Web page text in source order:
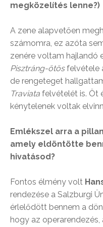
megközelítés lenne?)
A zene alapvetően
számomra, ez azóta
zenére voltam hajlandó
Pisztráng-ötösfelvétele
de rengeteget
Traviata felvételét is. Öt
kénytelenek voltak
Emlékszel arra a
amely eldöntötte
hivatásod?
Fontos élmény volt
rendezése a Salzburgi
érlelődött bennem a
hogy az